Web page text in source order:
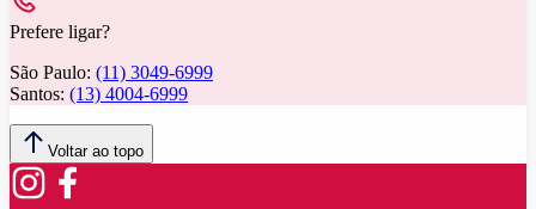
Prefere ligar?
São Paulo: (11) 3049-6999
Santos: (13) 4004-6999
Voltar ao topo